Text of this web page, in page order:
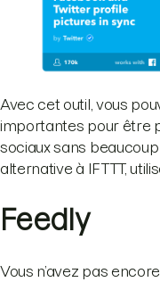
Avec cet outil, vous
importantes pour être
sociaux sans
alternative à IFTTT,
Feedly
Vous n’avez pas